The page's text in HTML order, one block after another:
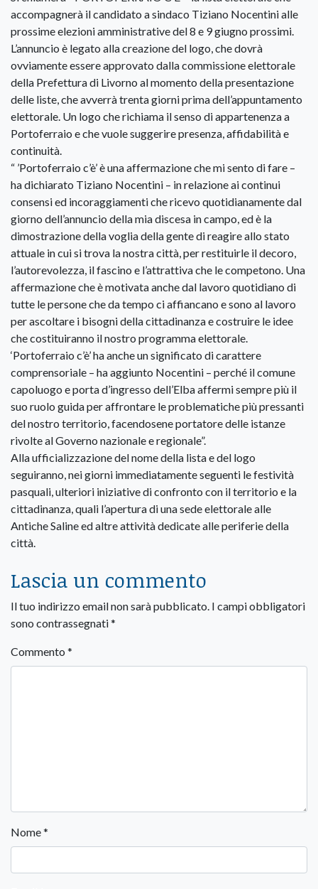
accompagnerà il candidato a sindaco Tiziano Nocentini alle
prossime elezioni amministrative del 8 e 9 giugno prossimi.
L’annuncio è legato alla creazione del logo, che dovrà
ovviamente essere approvato dalla commissione elettorale
della Prefettura di Livorno al momento della presentazione
delle liste, che avverrà trenta giorni prima dell’appuntamento
elettorale. Un logo che richiama il senso di appartenenza a
Portoferraio e che vuole suggerire presenza, affidabilità e
continuità.
“ ’Portoferraio c’è’ è una affermazione che mi sento di fare –
ha dichiarato Tiziano Nocentini – in relazione ai continui
consensi ed incoraggiamenti che ricevo quotidianamente dal
giorno dell’annuncio della mia discesa in campo, ed è la
dimostrazione della voglia della gente di reagire allo stato
attuale in cui si trova la nostra città, per restituirle il decoro,
l’autorevolezza, il fascino e l’attrattiva che le competono. Una
affermazione che è motivata anche dal lavoro quotidiano di
tutte le persone che da tempo ci affiancano e sono al lavoro
per ascoltare i bisogni della cittadinanza e costruire le idee
che costituiranno il nostro programma elettorale.
‘Portoferraio c’è’ ha anche un significato di carattere
comprensoriale – ha aggiunto Nocentini – perché il comune
capoluogo e porta d’ingresso dell’Elba affermi sempre più il
suo ruolo guida per affrontare le problematiche più pressanti
del nostro territorio, facendosene portatore delle istanze
rivolte al Governo nazionale e regionale”.
Alla ufficializzazione del nome della lista e del logo
seguiranno, nei giorni immediatamente seguenti le festività
pasquali, ulteriori iniziative di confronto con il territorio e la
cittadinanza, quali l’apertura di una sede elettorale alle
Antiche Saline ed altre attività dedicate alle periferie della
città.
Lascia un commento
Il tuo indirizzo email non sarà pubblicato. I campi obbligatori
sono contrassegnati*
Commento *
Nome*